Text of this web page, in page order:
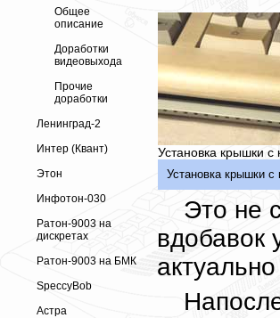
Общее
описание
Доработки
видеовыхода
Прочие
доработки
Ленинград-2
Интер (Квант)
Этон
Инфотон-030
Ратон-9003 на
дискретах
Ратон-9003 на БМК
SpeccyBob
Астра
Установка крышки с
Установка крышки с
Это не
вдобавок